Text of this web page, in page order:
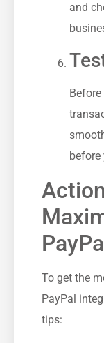
and
To get the
PayPal
tips: